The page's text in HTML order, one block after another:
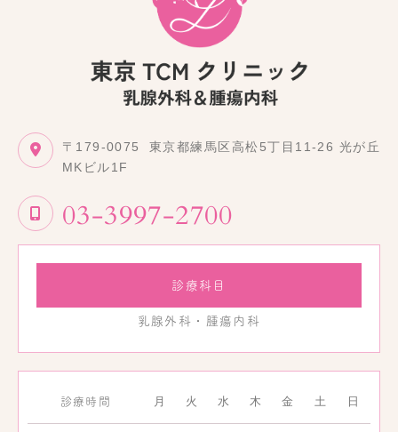
〒179-0075
東京都練馬区高松5丁目11-26 光が丘
MKビル1F
03-3997-2700
診療科目
乳腺外科・腫瘍内科
診療時間 月 火 水 木 金 土 日